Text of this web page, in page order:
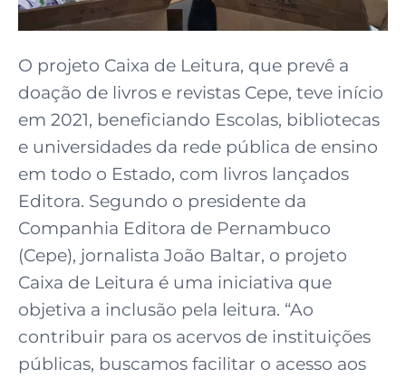
O projeto Caixa de Leitura, que prevê a
doação de livros e revistas Cepe, teve início
em 2021, beneficiando Escolas, bibliotecas
e universidades da rede pública de ensino
em todo o Estado, com livros lançados
Editora. Segundo o presidente da
Companhia Editora de Pernambuco
(Cepe), jornalista João Baltar, o projeto
Caixa de Leitura é uma iniciativa que
objetiva a inclusão pela leitura. “Ao
contribuir para os acervos de instituições
públicas, buscamos facilitar o acesso aos